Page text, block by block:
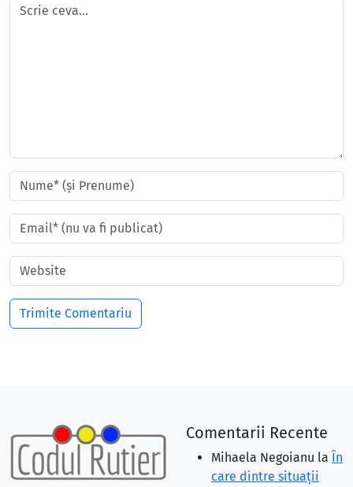
Comentarii Recente
Mihaela Negoianu la În
care dintre situaţii